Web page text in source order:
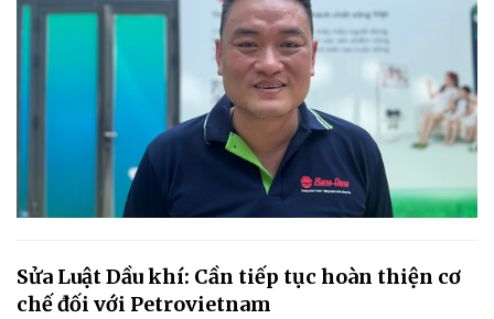
Sửa Luật Dầu khí: Cần tiếp tục hoàn thiện cơ
chế đối với Petrovietnam